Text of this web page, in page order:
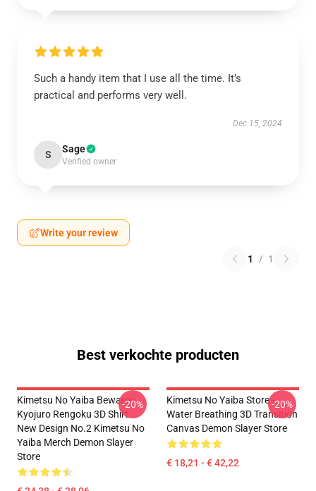
Such a handy item that I use all the time. It’s
practical and performs very well.
Dec 15, 2024
S Sage
Verified owner
Write your review
1 / 1
Best verkochte producten
Kimetsu No Yaiba Bewaren -
Kyojuro Rengoku 3D Shirt
New Design No.2 Kimetsu No
Yaiba Merch Demon Slayer
Store
-20%
Kimetsu No Yaiba Store -
Water Breathing 3D Transition
Canvas Demon Slayer Store
€ 18,21 - € 42,22
-20%